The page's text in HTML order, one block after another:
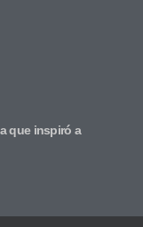
que inspiró a